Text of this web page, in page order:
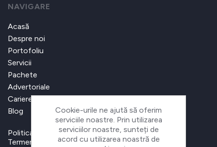
NAVIGARE
Acasă
Despre noi
Portofoliu
Servicii
Pachete
Advertoriale
Cariere
Blog
Politica de confidențialitate
Termeni și condiții
Cookie-urile ne ajută să oferim
serviciile noastre. Prin utilizarea
serviciilor noastre, sunteți de
acord cu utilizarea noastră de